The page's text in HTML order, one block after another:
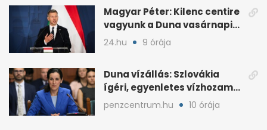
Magyar Péter: Kilenc centire
vagyunk a Duna vasárnapi
mélypontjától
24.hu 9 órája
Duna vízállás: Szlovákia
ígéri, egyenletes vízhozam
jön Magyarországra
penzcentrum.hu 10 órája